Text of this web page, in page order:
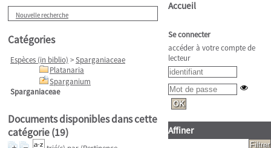
Nouvelle recherche
Catégories
Espèces (in biblio) >Sparganiaceae
Platanaria
Sparganium
Sparganiaceae
Documents disponibles dans cette
catégorie (19)
Accueil
Se connecter
accéder à votre compte de
lecteur
Affiner